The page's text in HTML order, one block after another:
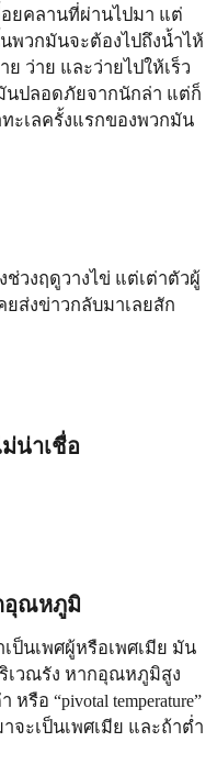
ยคลานที่ผ่านไปมา แต่
พวกมันจะต้องไปถึงน้ำไห้
ว่าย และว่ายไปให้เร็ว
นปลอดภัยจากนักล่า แต่ก็
ะเลครั้งแรกของพวกมัน
ช่วงฤดูวางไข่ แต่เต่าตัวผู้
ยส่งข่าวกลับมาเลยสัก
น่าเชื่อ
อุณหภูมิ
ป็นเพศผู้หรือเพศเมีย มัน
วณรัง หากอุณหภูมิสูง
รือ “pivotal temperature”
าจะเป็นเพศเมีย และถ้าต่ำ